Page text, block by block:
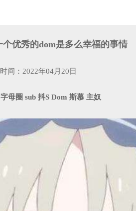
个优秀的dom是多么幸福的事情
时间：2022年04月20日
字母圈 sub 抖S Dom 斯慕 主奴